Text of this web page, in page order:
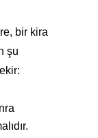
bir kira
şu